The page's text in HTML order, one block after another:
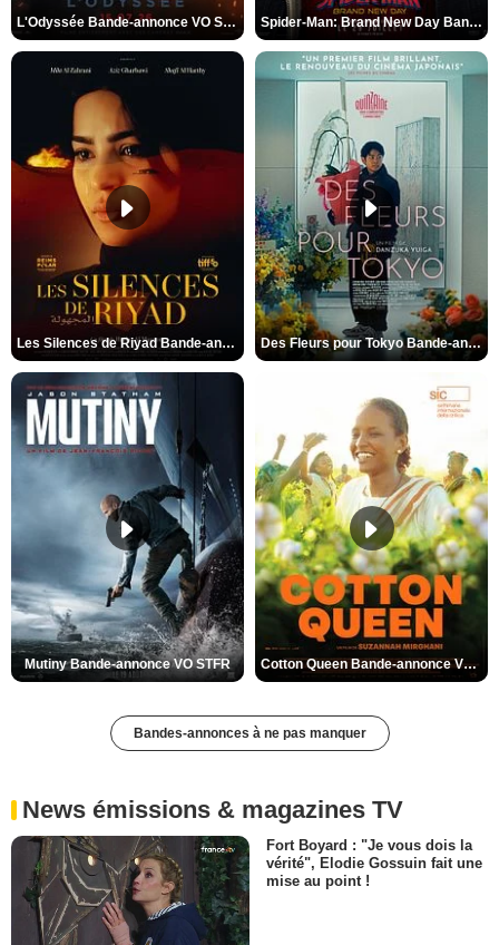
L'Odyssée Bande-annonce VO STFR Spider-Man: Brand New Day Bande-annonce VO STFR
Les Silences de Riyad Bande-annonce VO STFR Des Fleurs pour Tokyo Bande-annonce VO STFR
Mutiny Bande-annonce VO STFR Cotton Queen Bande-annonce VO STFR
Bandes-annonces à ne pas manquer
News émissions & magazines TV
Fort Boyard : "Je vous dois la
vérité", Elodie Gossuin fait une
mise au point !